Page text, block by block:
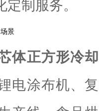
制服务。
景
体正方形冷
电涂布机、